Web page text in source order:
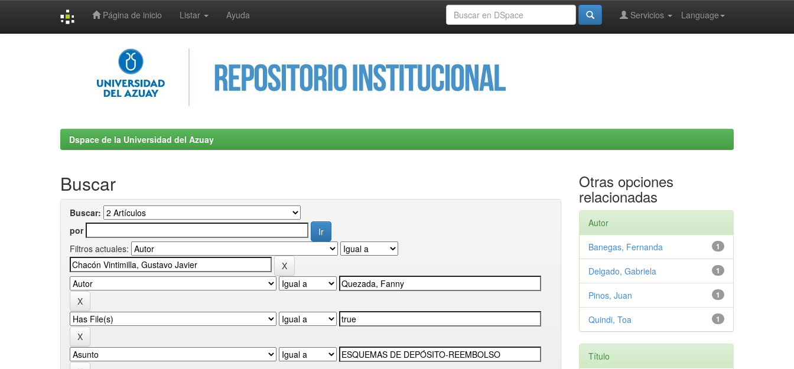
Página de inicio Listar Ayuda Language
Servicios
Dspace de la Universidad del Azuay
Buscar
Buscar:
por
Filtros actuales:
Otras opciones
relacionadas
Autor
1
Banegas, Fernanda
1
Delgado, Gabriela
1
Pinos, Juan
1
Quindi, Toa
Título